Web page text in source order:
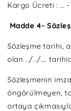
Kargo Ücreti : … -
Madde 4-
Sözleşme tarihi,
olan ../../….
Sözleşmenin
öngörülmeyen,
ortaya